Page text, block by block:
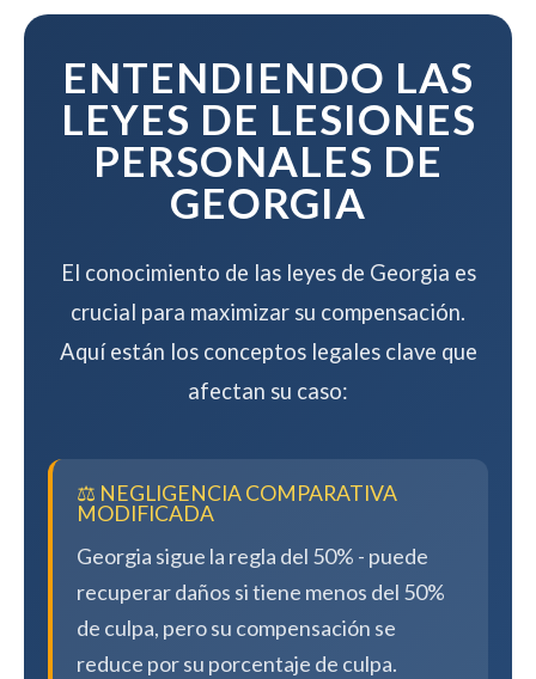
mientras maximizamos su
ENTENDIENDO LAS
LEYES DE LESIONES
PERSONALES DE
GEORGIA
El conocimiento de las leyes de Georgia es
crucial para maximizar su compensación.
Aquí están los conceptos legales clave que
afectan su caso:
⚖️ NEGLIGENCIA COMPARATIVA
MODIFICADA
Georgia sigue la regla del 50% - puede
recuperar daños si tiene menos del 50%
de culpa, pero su compensación se
reduce por su porcentaje de culpa.